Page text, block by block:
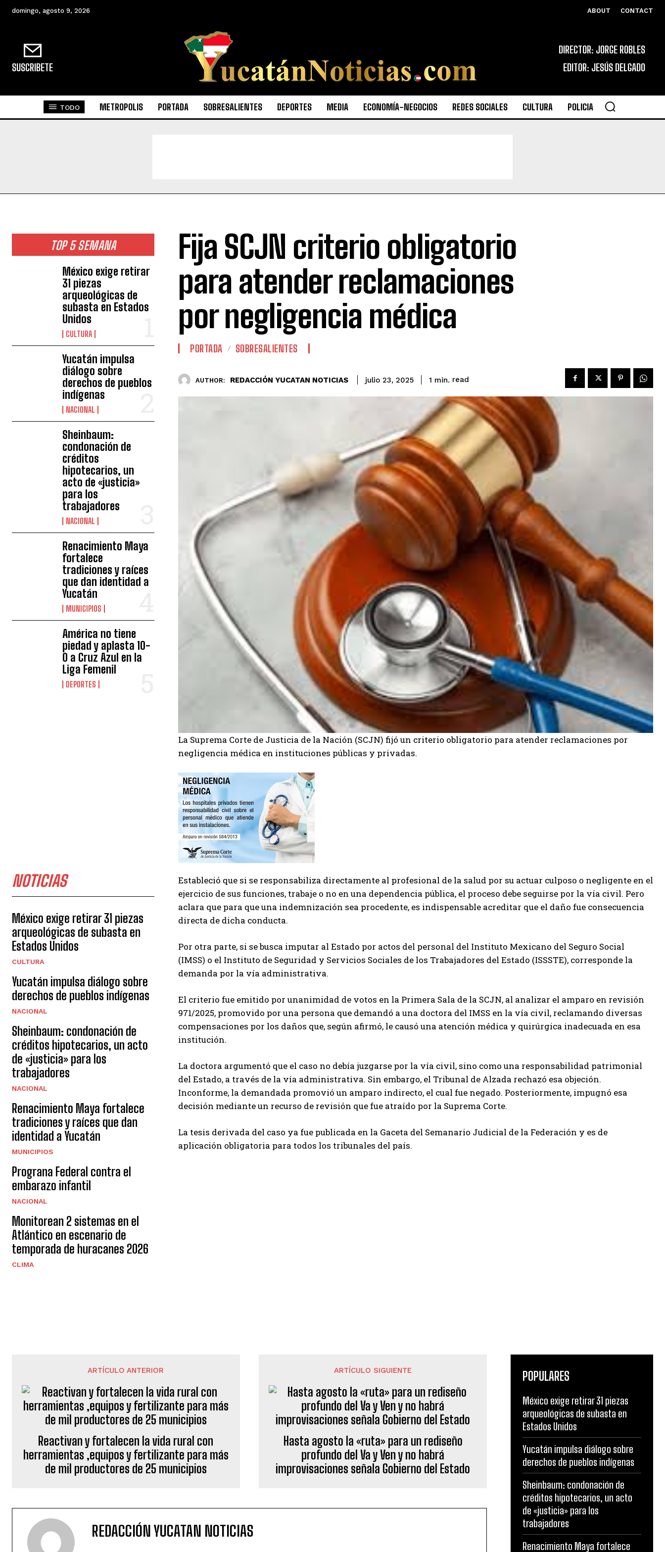
domingo, agosto 9, 2026 ABOUT CONTACT
SUSCRIBETE
DIRECTOR: JORGE ROBLES
EDITOR: JESÚS DELGADO
TODO METROPOLIS PORTADA SOBRESALIENTES DEPORTES MEDIA ECONOMÍA-NEGOCIOS REDES SOCIALES CULTURA POLICIA
TOP 5 SEMANA
México exige retirar
31 piezas
arqueológicas de
subasta en Estados
Unidos
CULTURA
Yucatán impulsa
diálogo sobre
derechos de pueblos
indígenas
NACIONAL
Sheinbaum:
condonación de
créditos
hipotecarios, un
acto de «justicia»
para los
trabajadores
NACIONAL
Renacimiento Maya
fortalece
tradiciones y raíces
que dan identidad a
Yucatán
MUNICIPIOS
América no tiene
piedad y aplasta 10-
0 a Cruz Azul en la
Liga Femenil
DEPORTES
NOTICIAS
México exige retirar 31 piezas
arqueológicas de subasta en
Estados Unidos
CULTURA
Yucatán impulsa diálogo sobre
derechos de pueblos indígenas
NACIONAL
Sheinbaum: condonación de
créditos hipotecarios, un acto
de «justicia» para los
trabajadores
NACIONAL
Renacimiento Maya fortalece
tradiciones y raíces que dan
identidad a Yucatán
MUNICIPIOS
Prograna Federal contra el
embarazo infantil
NACIONAL
Monitorean 2 sistemas en el
Atlántico en escenario de
temporada de huracanes 2026
CLIMA
Fija SCJN criterio obligatorio
para atender reclamaciones
por negligencia médica
PORTADA SOBRESALIENTES
AUTHOR: REDACCIÓN YUCATAN NOTICIAS julio 23, 2025 1 min. read
La Suprema Corte de Justicia de la Nación (SCJN) fijó un criterio obligatorio para atender reclamaciones por
negligencia médica en instituciones públicas y privadas.
Estableció que si se responsabiliza directamente al profesional de la salud por su actuar culposo o negligente en el
ejercicio de sus funciones, trabaje o no en una dependencia pública, el proceso debe seguirse por la vía civil. Pero
aclara que para que una indemnización sea procedente, es indispensable acreditar que el daño fue consecuencia
directa de dicha conducta.
Por otra parte, si se busca imputar al Estado por actos del personal del Instituto Mexicano del Seguro Social
(IMSS) o el Instituto de Seguridad y Servicios Sociales de los Trabajadores del Estado (ISSSTE), corresponde la
demanda por la vía administrativa.
El criterio fue emitido por unanimidad de votos en la Primera Sala de la SCJN, al analizar el amparo en revisión
971/2025, promovido por una persona que demandó a una doctora del IMSS en la vía civil, reclamando diversas
compensaciones por los daños que, según afirmó, le causó una atención médica y quirúrgica inadecuada en esa
institución.
La doctora argumentó que el caso no debía juzgarse por la vía civil, sino como una responsabilidad patrimonial
del Estado, a través de la vía administrativa. Sin embargo, el Tribunal de Alzada rechazó esa objeción.
Inconforme, la demandada promovió un amparo indirecto, el cual fue negado. Posteriormente, impugnó esa
decisión mediante un recurso de revisión que fue atraído por la Suprema Corte.
La tesis derivada del caso ya fue publicada en la Gaceta del Semanario Judicial de la Federación y es de
aplicación obligatoria para todos los tribunales del país.
ARTÍCULO ANTERIOR
Reactivan y fortalecen la vida rural con
ARTÍCULO SIGUIENTE
Hasta agosto la «ruta» para un rediseño
profundo del Va y Ven y no habrá
improvisaciones señala Gobierno del Estado
POPULARES
México exige retirar 31 piezas
arqueológicas de subasta en
Estados Unidos
Yucatán impulsa diálogo sobre
derechos de pueblos indígenas
Sheinbaum: condonación de
créditos hipotecarios, un acto
de «justicia» para los
trabajadores
Renacimiento Maya fortalece